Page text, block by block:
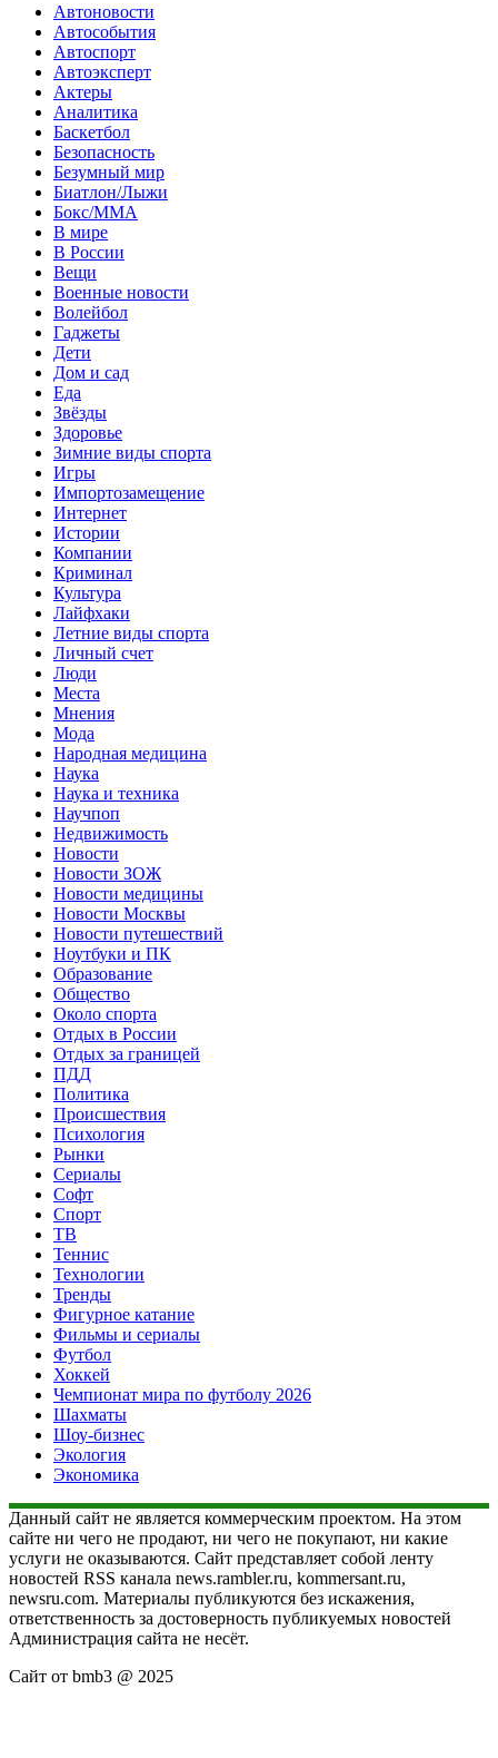
Автоновости
Автособытия
Автоспорт
Автоэксперт
Актеры
Аналитика
Баскетбол
Безопасность
Безумный мир
Биатлон/Лыжи
Бокс/MMA
В мире
В России
Вещи
Военные новости
Волейбол
Гаджеты
Дети
Дом и сад
Еда
Звёзды
Здоровье
Зимние виды спорта
Игры
Импортозамещение
Интернет
Истории
Компании
Криминал
Культура
Лайфхаки
Летние виды спорта
Личный счет
Люди
Места
Мнения
Мода
Народная медицина
Наука
Наука и техника
Научпоп
Недвижимость
Новости
Новости ЗОЖ
Новости медицины
Новости Москвы
Новости путешествий
Ноутбуки и ПК
Образование
Общество
Около спорта
Отдых в России
Отдых за границей
ПДД
Политика
Происшествия
Психология
Рынки
Сериалы
Софт
Спорт
ТВ
Теннис
Технологии
Тренды
Фигурное катание
Фильмы и сериалы
Футбол
Хоккей
Чемпионат мира по футболу 2026
Шахматы
Шоу-бизнес
Экология
Экономика
Данный сайт не является коммерческим проектом. На этом
сайте ни чего не продают, ни чего не покупают, ни какие
услуги не оказываются. Сайт представляет собой ленту
новостей RSS канала news.rambler.ru, kommersant.ru,
newsru.com. Материалы публикуются без искажения,
ответственность за достоверность публикуемых новостей
Администрация сайта не несёт.
Сайт от bmb3 @ 2025